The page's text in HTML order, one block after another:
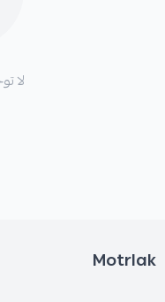
لا
Motrlak